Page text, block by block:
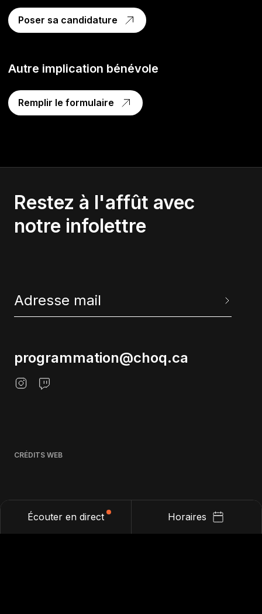
Écouter en direct Horaires
Poser sa candidature
Autre implication bénévole
Remplir le formulaire
Restez à l'affût avec
notre infolettre
programmation@choq.ca
CRÉDITS WEB